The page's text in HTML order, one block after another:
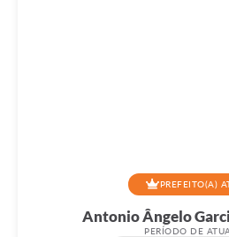
PREFEITO(A)
Antonio Ângelo
PERÍODO DE